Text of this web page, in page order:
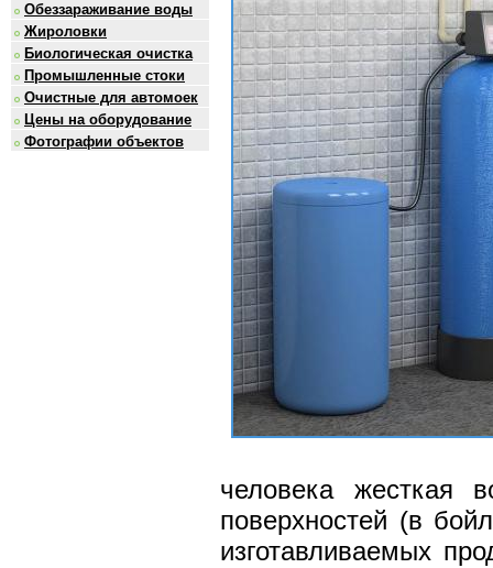
Обеззараживание воды
Жироловки
Биологическая очистка
Промышленные стоки
Очистные для автомоек
Цены на оборудование
Фотографии объектов
человека жесткая
поверхностей (в
изготавливаемых